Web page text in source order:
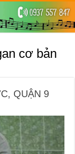
cơ bản
QUẬN 9